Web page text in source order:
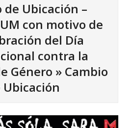
de Ubicación –
con motivo de
del Día
contra la
Género » Cambio
Ubicación